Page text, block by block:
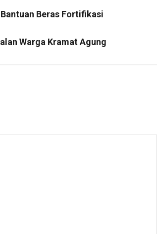
Beras Fortifikasi
Warga Kramat Agung